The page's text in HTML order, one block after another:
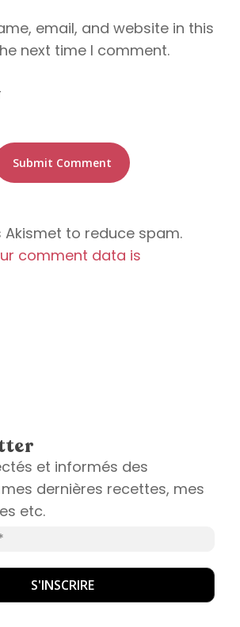
email, and website in this
next time I comment.
Akismet to reduce spam.
comment data is
et informés des
dernières recettes, mes
etc.